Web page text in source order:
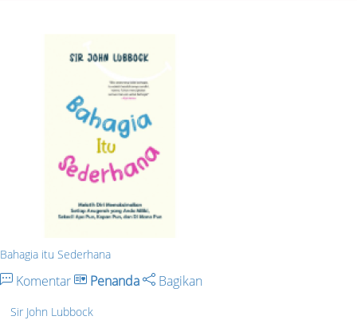
Bahagia itu Sederhana
Komentar Penanda Bagikan
Sir John Lubbock